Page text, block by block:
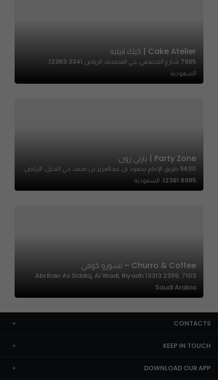
Cake Atelier | كيك اتيليه
7985 شارع التخصصي، حي المحمدية، الرياض 12363 3341،
السعودية
Party Zone | بارتي زون
5630 طريق الإمام سعود بن عبدالعزيز بن محمد، حي النخيل، الرياض
12381 6985، السعودية
Churro & Coffee – تشورو كوفي
7103 Abi Bakr As Siddiq, Al Wadi, Riyadh 13313 2399,
Saudi Arabia
CONTACTS
KEEP IN TOUCH
DOWNLOAD OUR APP